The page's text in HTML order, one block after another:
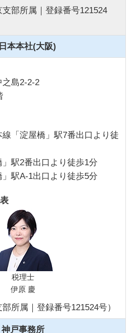
支部所属｜登録番号121524
本本社(大阪)
之島2-2-2
「淀屋橋」駅7番出口より徒
駅2番出口より徒歩1分
駅A-1出口より徒歩5分
税理士
伊原 慶
所属｜登録番号121524号）
神戸事務所